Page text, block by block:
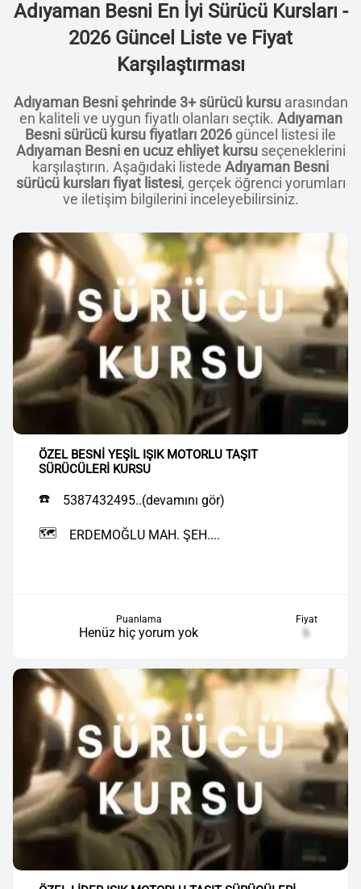
Adıyaman Besni En İyi Sürücü Kursları -
2026 Güncel Liste ve Fiyat
Karşılaştırması
Adıyaman Besni şehrinde 3+ sürücü kursuarasından
en kaliteli ve uygun fiyatlı olanları seçtik. Adıyaman
Besni sürücü kursu fiyatları 2026 güncel listesi ile
Adıyaman Besni en ucuz ehliyet kursuseçeneklerini
karşılaştırın. Aşağıdaki listede Adıyaman Besni
sürücü kursları fiyat listesi, gerçek öğrenci yorumları
ve iletişim bilgilerini inceleyebilirsiniz.
ÖZEL BESNİ YEŞİL IŞIK MOTORLU TAŞIT
SÜRÜCÜLERİ KURSU
☎️ 5387432495..(devamını gör)
🗺️ ERDEMOĞLU MAH. ŞEH....
Puanlama
Henüz hiç yorum yok
Fiyat
₺